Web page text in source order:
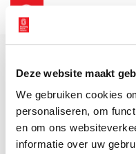
Deze website maakt
We gebruiken cookies
personaliseren, om
en om ons
informatie over uw